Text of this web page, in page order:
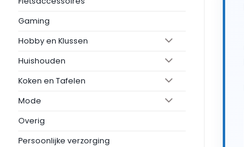
Gaming
Hobby en Klussen
Huishouden
Koken en Tafelen
Mode
Overig
Persoonlijke verzorging